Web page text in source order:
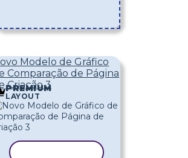
Modelo de Gráfico
Comparação de Página
Criação 3
PREMIUM
LAYOUT